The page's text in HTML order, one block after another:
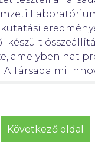
készült
amelyben hat
A Társadalmi
Következő oldal